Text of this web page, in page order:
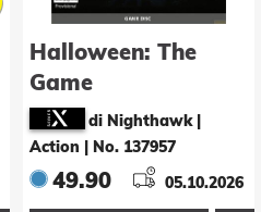
Halloween: The
Game
di Nighthawk |
Action
No. 137957
49.90 05.10.2026